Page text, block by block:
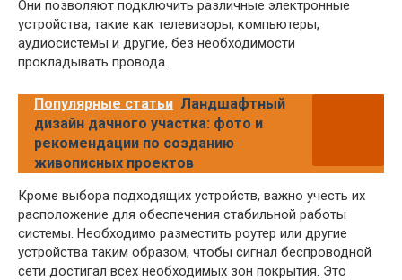
Они позволяют подключить различные электронные
устройства, такие как телевизоры, компьютеры,
аудиосистемы и другие, без необходимости
прокладывать провода.
Популярные статьи Ландшафтный
дизайн дачного участка: фото и
рекомендации по созданию
живописных проектов
Кроме выбора подходящих устройств, важно учесть их
расположение для обеспечения стабильной работы
системы. Необходимо разместить роутер или другие
устройства таким образом, чтобы сигнал беспроводной
сети достигал всех необходимых зон покрытия. Это